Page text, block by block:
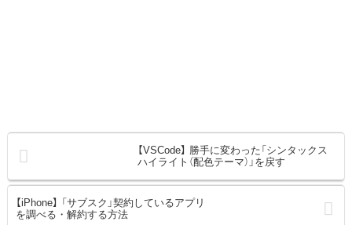
【VSCode】 勝手に変わった「シンタックス
ハイライト（配色テーマ）」を戻す
【iPhone】 「サブスク」契約しているアプリ
を調べる・解約する方法